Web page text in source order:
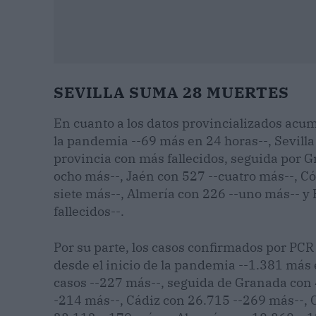
SEVILLA SUMA 28 MUERTES
En cuanto a los datos provincializados
la pandemia --69 más en 24 horas--,
provincia con más fallecidos, seguida por
ocho más--, Jaén con 527 --cuatro más--,
siete más--, Almería con 226 --uno más--
fallecidos--.
Por su parte, los casos confirmados por
desde el inicio de la pandemia --1.381
casos --227 más--, seguida de Granada
-214 más--, Cádiz con 26.715 --269 más--,